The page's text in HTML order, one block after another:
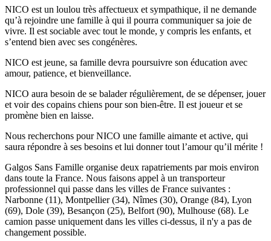
NICO est un loulou très affectueux et sympathique, il ne demande
qu’à rejoindre une famille à qui il pourra communiquer sa joie de
vivre. Il est sociable avec tout le monde, y compris les enfants, et
s’entend bien avec ses congénères.
NICO est jeune, sa famille devra poursuivre son éducation avec
amour, patience, et bienveillance.
NICO aura besoin de se balader régulièrement, de se dépenser, jouer
et voir des copains chiens pour son bien-être. Il est joueur et se
promène bien en laisse.
Nous recherchons pour NICO une famille aimante et active, qui
saura répondre à ses besoins et lui donner tout l’amour qu’il mérite !
Galgos Sans Famille organise deux rapatriements par mois environ
dans toute la France. Nous faisons appel à un transporteur
professionnel qui passe dans les villes de France suivantes :
Narbonne (11), Montpellier (34), Nîmes (30), Orange (84), Lyon
(69), Dole (39), Besançon (25), Belfort (90), Mulhouse (68). Le
camion passe uniquement dans les villes ci-dessus, il n'y a pas de
changement possible.